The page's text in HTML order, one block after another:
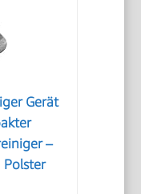
Gerät
–
Polster